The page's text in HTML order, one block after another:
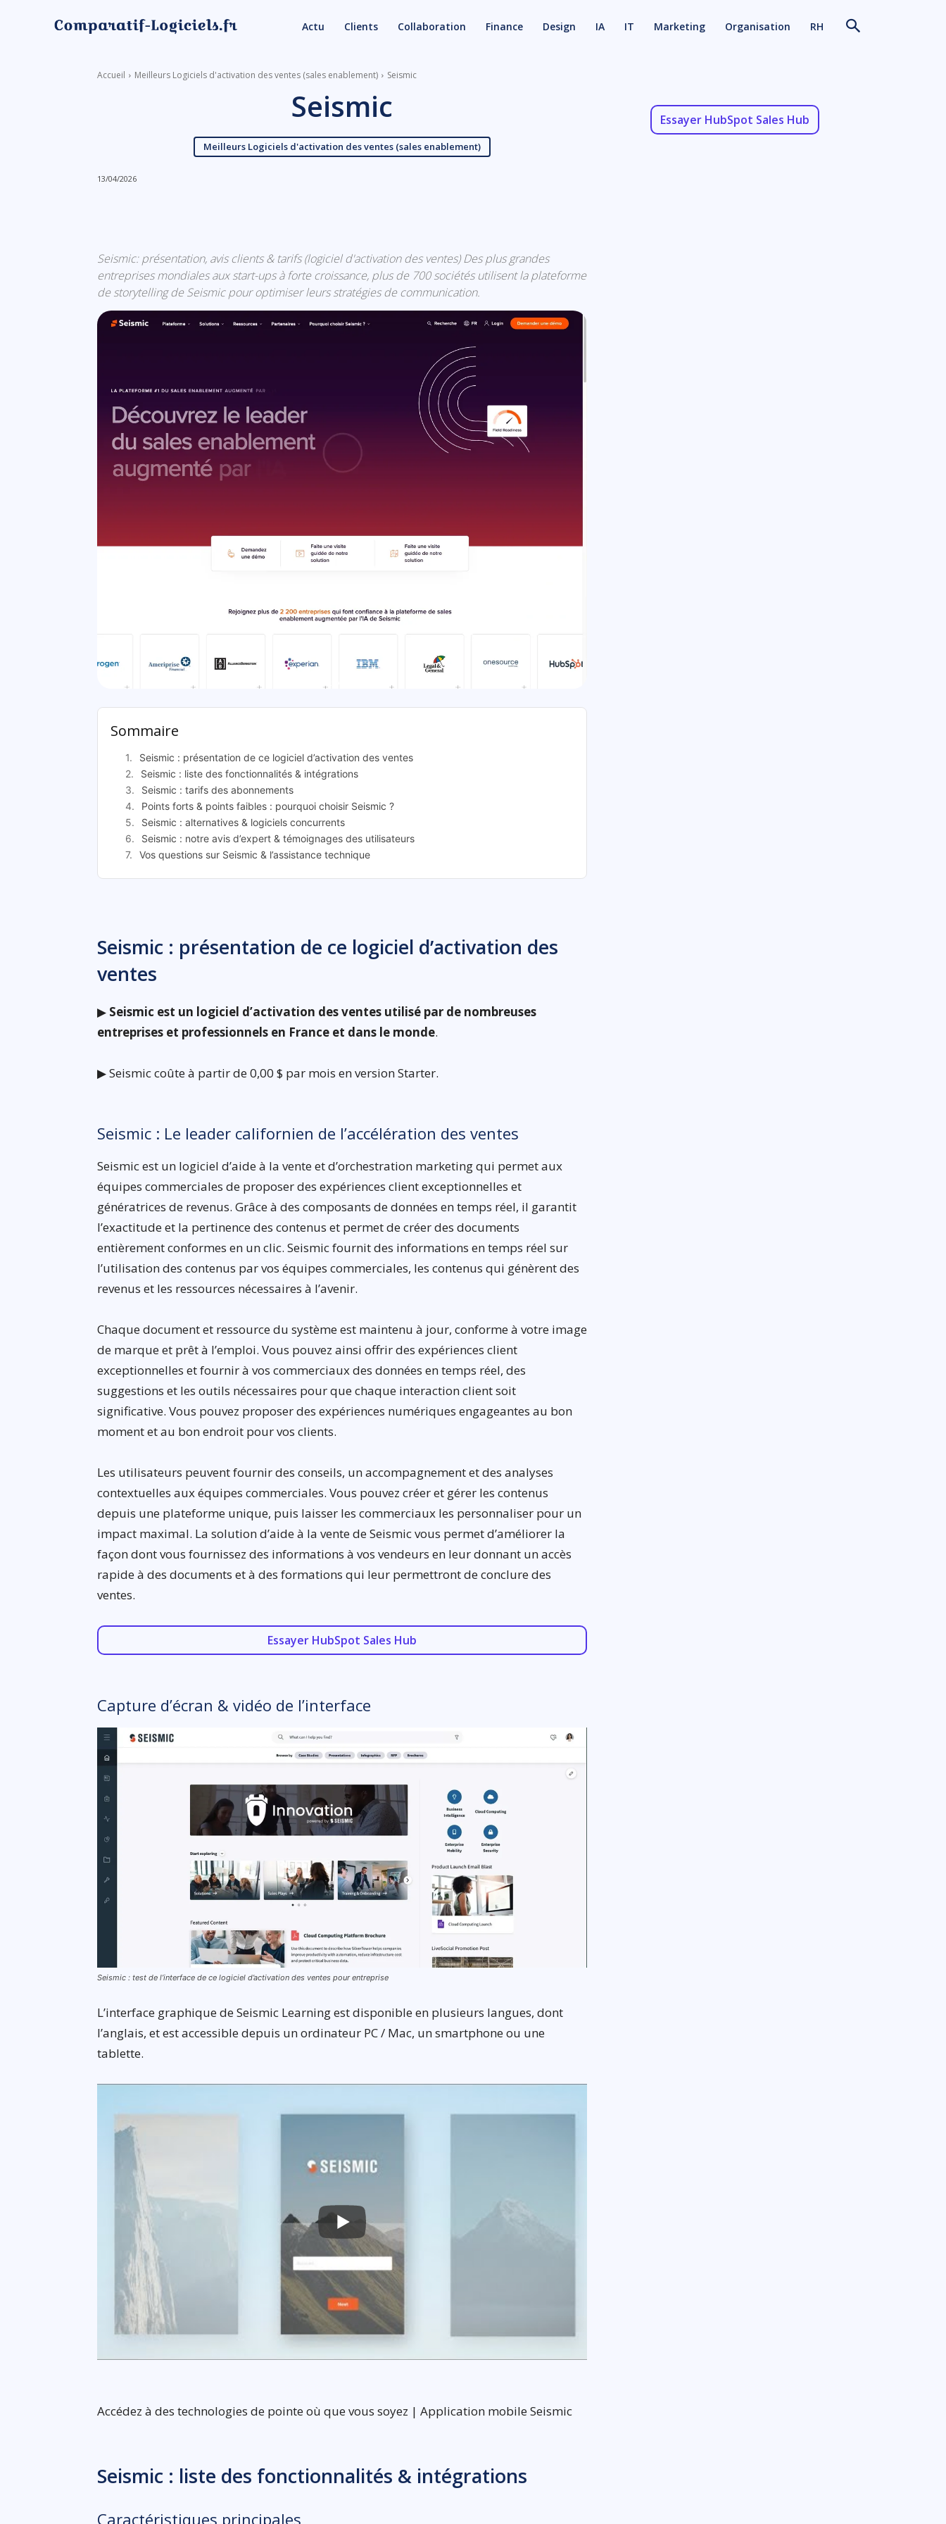
Actu Clients Collaboration Finance Design IA IT Marketing Organisation RH
Accueil Meilleurs Logiciels d'activation des ventes (sales enablement) Seismic
Seismic
Meilleurs Logiciels d'activation des ventes (sales enablement)
13/04/2026
Seismic: présentation, avis clients & tarifs (logiciel d'activation des ventes) Des plus grandes
entreprises mondiales aux start-ups à forte croissance, plus de 700 sociétés utilisent la plateforme
de storytelling de Seismic pour optimiser leurs stratégies de communication.
Sommaire
Seismic : présentation de ce logiciel d’activation des ventes
Seismic : liste des fonctionnalités & intégrations
Seismic : tarifs des abonnements
Points forts & points faibles : pourquoi choisir Seismic ?
Seismic : alternatives & logiciels concurrents
Seismic : notre avis d’expert & témoignages des utilisateurs
Vos questions sur Seismic & l’assistance technique
Seismic : présentation de ce logiciel d’activation des
ventes
▶ Seismic est un logiciel d’activation des ventes utilisé par de nombreuses
entreprises et professionnels en France et dans le monde.
▶ Seismic coûte à partir de 0,00 $ par mois en version Starter.
Seismic : Le leader californien de l’accélération des ventes
Seismic est un logiciel d’aide à la vente et d’orchestration marketing qui permet aux
équipes commerciales de proposer des expériences client exceptionnelles et
génératrices de revenus. Grâce à des composants de données en temps réel, il garantit
l’exactitude et la pertinence des contenus et permet de créer des documents
entièrement conformes en un clic. Seismic fournit des informations en temps réel sur
l’utilisation des contenus par vos équipes commerciales, les contenus qui génèrent des
revenus et les ressources nécessaires à l’avenir.
Chaque document et ressource du système est maintenu à jour, conforme à votre image
de marque et prêt à l’emploi. Vous pouvez ainsi offrir des expériences client
exceptionnelles et fournir à vos commerciaux des données en temps réel, des
suggestions et les outils nécessaires pour que chaque interaction client soit
significative. Vous pouvez proposer des expériences numériques engageantes au bon
moment et au bon endroit pour vos clients.
Les utilisateurs peuvent fournir des conseils, un accompagnement et des analyses
contextuelles aux équipes commerciales. Vous pouvez créer et gérer les contenus
depuis une plateforme unique, puis laisser les commerciaux les personnaliser pour un
impact maximal. La solution d’aide à la vente de Seismic vous permet d’améliorer la
façon dont vous fournissez des informations à vos vendeurs en leur donnant un accès
rapide à des documents et à des formations qui leur permettront de conclure des
ventes.
Essayer HubSpot Sales Hub
Capture d’écran & vidéo de l’interface
Seismic : test de l’interface de ce logiciel d’activation des ventes pour entreprise
L’interface graphique de Seismic Learning est disponible en plusieurs langues, dont
l’anglais, et est accessible depuis un ordinateur PC / Mac, un smartphone ou une
tablette.
Accédez à des technologies de pointe où que vous soyez | Application mobile Seismic
Seismic : liste des fonctionnalités & intégrations
Caractéristiques principales
Essayer HubSpot Sales Hub